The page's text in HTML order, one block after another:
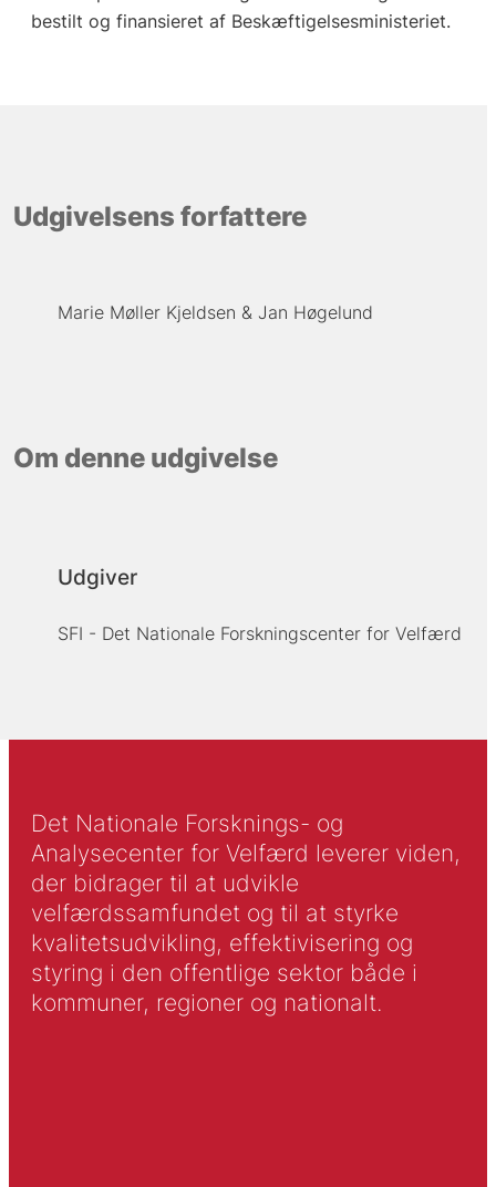
bestilt og finansieret af Beskæftigelsesministeriet.
Udgivelsens forfattere
Marie Møller Kjeldsen Jan Høgelund
Om denne udgivelse
Udgiver
SFI - Det Nationale Forskningscenter for Velfærd
Det Nationale Forsknings- og
Analysecenter for Velfærd leverer viden,
der bidrager til at udvikle
velfærdssamfundet og til at styrke
kvalitetsudvikling, effektivisering og
styring i den offentlige sektor både i
kommuner, regioner og nationalt.